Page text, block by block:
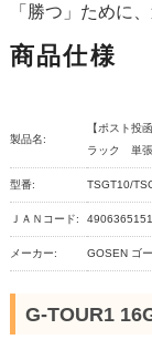
「勝つ」ために
商品仕様
製品名:
【ポスト
ラック 単
型番: TSGT10/
ＪＡＮコード:
メーカー: GOSEN ゴ
G-TOUR1